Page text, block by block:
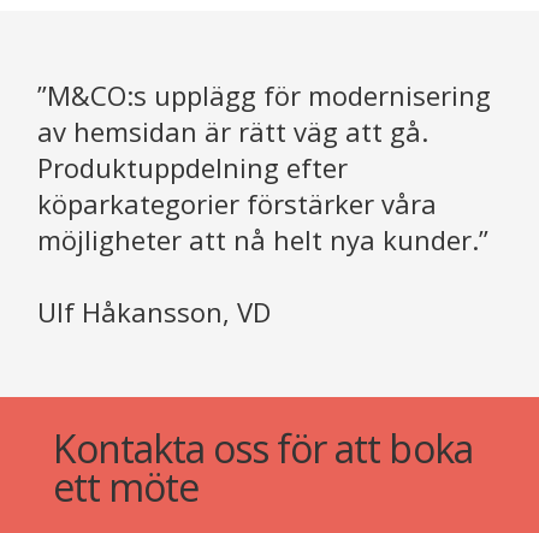
”M&CO:s upplägg för modernisering
av hemsidan är rätt väg att gå.
Produktuppdelning efter
köparkategorier förstärker våra
möjligheter att nå helt nya kunder.”
Ulf Håkansson, VD
Kontakta oss för att boka
ett möte